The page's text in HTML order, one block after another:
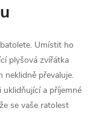
Umístit ho
plyšová zvířátka
neklidně převaluje.
a příjemné
se vaše ratolest